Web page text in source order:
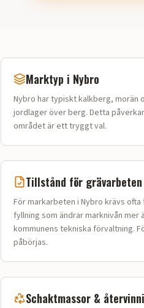
Marktyp i Nybro
Nybro har typisktkalkberg, morän
jordlager över berg. Detta
området är ett tryggt val.
Tillstånd för grävarbeten
För markarbeten i Nybro krävs
fyllning som ändrar marknivån mer
kommunens tekniska förvaltning.
påbörjas.
Schaktmassor &